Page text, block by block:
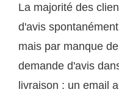
La majorité des
d'avis
mais par manque
demande d'avis
livraison : un email